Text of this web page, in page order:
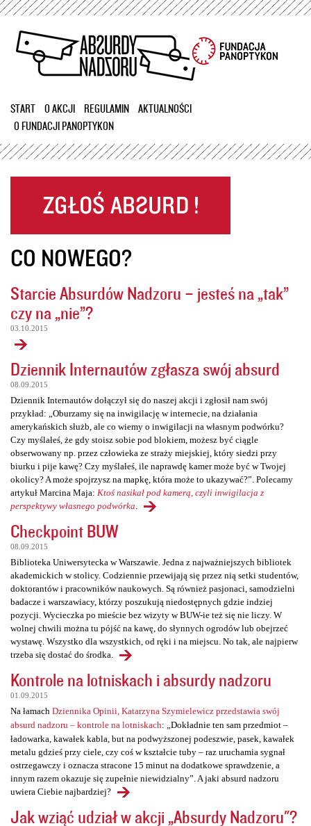
Przejdź
treści
START O AKCJI REGULAMIN
AKTUALNOŚCI
O FUNDACJI PANOPTYKON
CO NOWEGO?
Starcie Absurdów Nadzoru – jesteś na „tak”
czy na „nie”?
03.10.2015
Dziennik Internautów zgłasza swój absurd
08.09.2015
Dziennik Internautów dołączył się do naszej akcji i zgłosił nam swój
przykład: „Oburzamy się na inwigilację w internecie, na działania
amerykańskich służb, ale co wiemy o inwigilacji na własnym podwórku?
Czy myślałeś, że gdy stoisz sobie pod blokiem, możesz być ciągle
obserwowany np. przez człowieka ze straży miejskiej, który siedzi przy
biurku i pije kawę? Czy myślałeś, ile naprawdę kamer może być w Twojej
okolicy? A może spojrzysz na mapkę, która może to ukazywać?”. Polecamy
artykuł Marcina Maja: Ktoś nasikał pod kamerą, czyli inwigilacja z
perspektywy własnego podwórka
Checkpoint BUW
08.09.2015
Biblioteka Uniwersytecka w Warszawie. Jedna z najważniejszych bibliotek
akademickich w stolicy. Codziennie przewijają się przez nią setki studentów,
doktorantów i pracowników naukowych. Są również pasjonaci, samodzielni
badacze i warszawiacy, którzy poszukują niedostępnych gdzie indziej
pozycji. Wycieczka po mieście bez wizyty w BUW-ie też się nie liczy. W
wolnej chwili można tu pójść na kawę, do słynnych ogrodów lub obejrzeć
wystawę. Wszystko dla wszystkich, od ręki i na miejscu. No tak, ale najpierw
trzeba się dostać do środka.
Kontrole na lotniskach i absurdy nadzoru
01.09.2015
Na łamach Dziennika Opinii, Katarzyna Szymielewicz przedstawia swój
absurd nadzoru – kontrole na lotniskach: „Dokładnie ten sam przedmiot –
ładowarka, kawałek kabla, but na podwyższonej podeszwie, pasek, kawałek
metalu gdzieś przy ciele, czy coś w kształcie tuby – raz uruchamia sygnał
ostrzegawczy i oznacza stracone 15 minut na dodatkowe sprawdzenie, a
innym razem okazuje się zupełnie niewidzialny”. A jaki absurd nadzoru
uwiera Ciebie najbardziej?
Jak wziąć udział w akcji „Absurdy Nadzoru"?